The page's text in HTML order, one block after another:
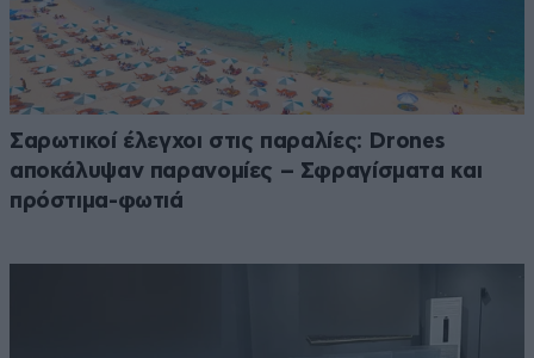
Σαρωτικοί έλεγχοι στις παραλίες: Drones
αποκάλυψαν παρανομίες – Σφραγίσματα και
πρόστιμα-φωτιά